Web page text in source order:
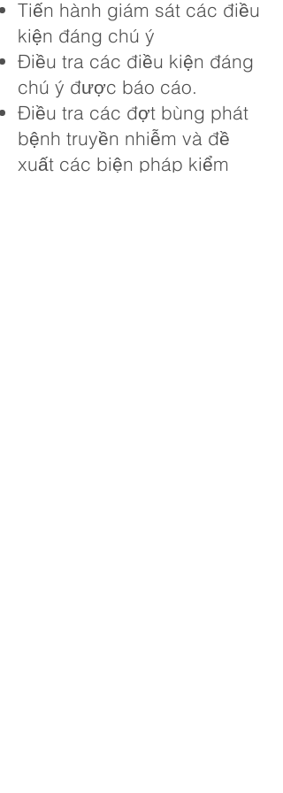
Tiến hành giám sát các điều
kiện đáng chú ý
Điều tra các điều kiện đáng
chú ý được báo cáo.
Điều tra các đợt bùng phát
bệnh truyền nhiễm và đề
xuất các biện pháp kiểm